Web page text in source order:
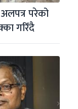
परेको
गरिँदै